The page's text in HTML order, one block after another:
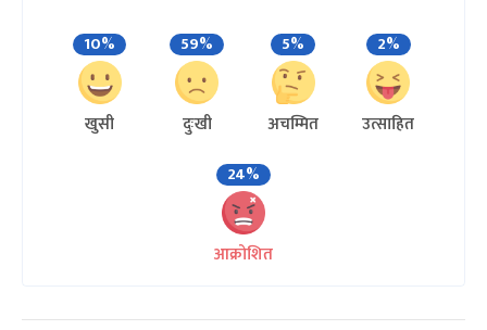
10%
खुसी
59%
दुःखी
5%
अचम्मित
2%
उत्साहित
24%
आक्रोशित